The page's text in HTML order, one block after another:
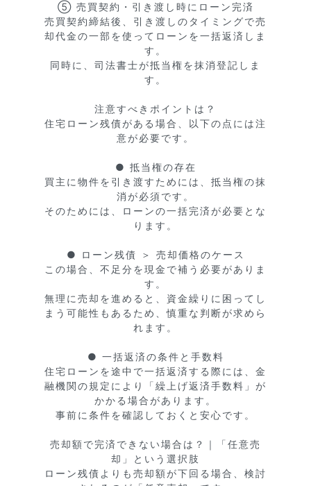
⑤ 売買契約・引き渡し時にローン完済
売買契約締結後、引き渡しのタイミングで売
却代金の一部を使ってローンを一括返済しま
す。
同時に、司法書士が抵当権を抹消登記しま
す。
注意すべきポイントは？
住宅ローン残債がある場合、以下の点には注
意が必要です。
● 抵当権の存在
買主に物件を引き渡すためには、抵当権の抹
消が必須です。
そのためには、ローンの一括完済が必要とな
ります。
● ローン残債 ＞ 売却価格のケース
この場合、不足分を現金で補う必要がありま
す。
無理に売却を進めると、資金繰りに困ってし
まう可能性もあるため、慎重な判断が求めら
れます。
● 一括返済の条件と手数料
住宅ローンを途中で一括返済する際には、金
融機関の規定により「繰上げ返済手数料」が
かかる場合があります。
事前に条件を確認しておくと安心です。
売却額で完済できない場合は？｜「任意売
却」という選択肢
ローン残債よりも売却額が下回る場合、検討